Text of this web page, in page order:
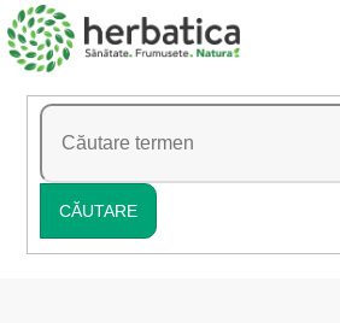
Treci
la
conținut
CĂUTARE